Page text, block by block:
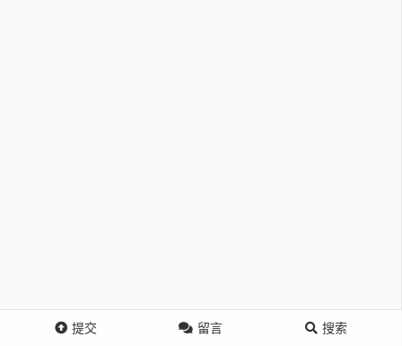
提交 留言 搜索